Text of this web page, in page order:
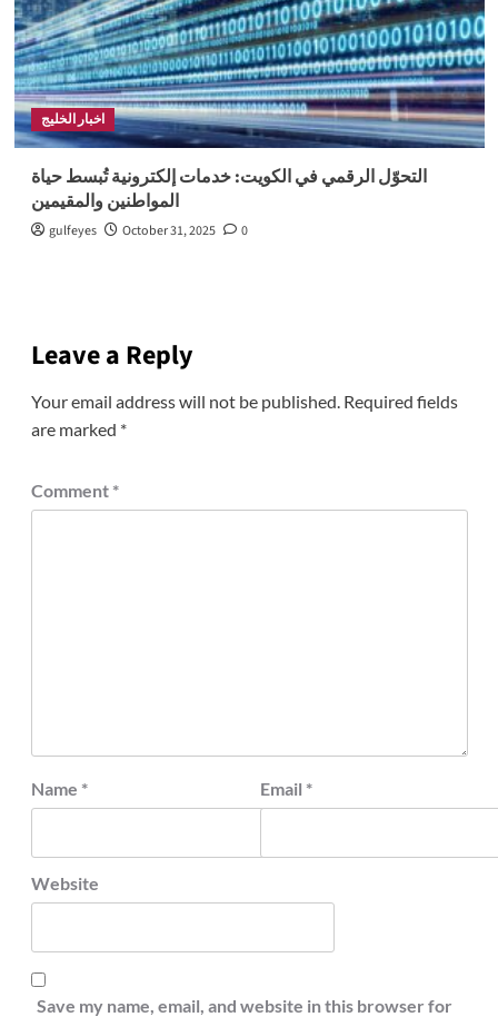
اخبار الخليج
التحوّل الرقمي في الكويت: خدمات إلكترونية تُبسط حياة
المواطنين والمقيمين
gulfeyes October 31, 2025 0
Leave a Reply
Your email address will not be published. Required fields
are marked *
Comment *
Name * Email *
Website
Save my name, email, and website in this browser for